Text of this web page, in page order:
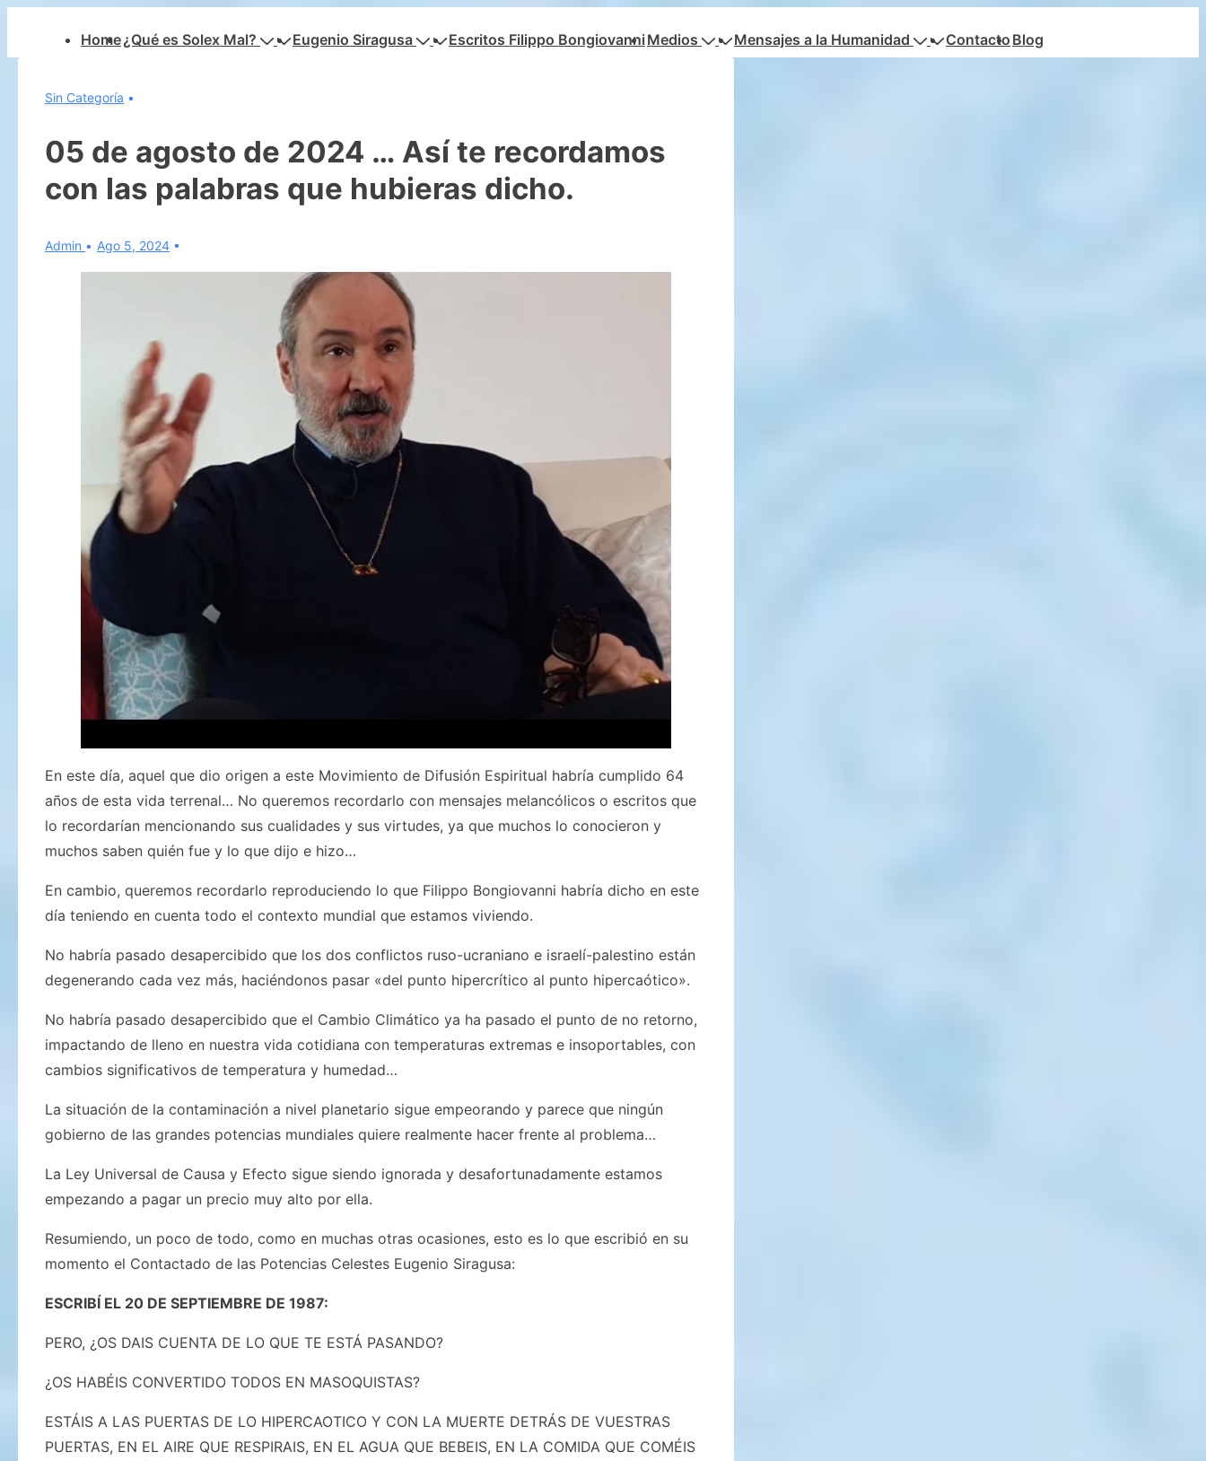
contenido
principal
Home¿Qué es Solex Mal? Eugenio Siragusa Escritos Filippo Bongiovanni Medios Mensajes a la Humanidad Contacto Blog
Sin Categoría
05 de agosto de 2024 … Así te recordamos
con las palabras que hubieras dicho.
Admin Ago 5, 2024
En este día, aquel que dio origen a este Movimiento de Difusión Espiritual habría cumplido 64
años de esta vida terrenal… No queremos recordarlo con mensajes melancólicos o escritos que
lo recordarían mencionando sus cualidades y sus virtudes, ya que muchos lo conocieron y
muchos saben quién fue y lo que dijo e hizo…
En cambio, queremos recordarlo reproduciendo lo que Filippo Bongiovanni habría dicho en este
día teniendo en cuenta todo el contexto mundial que estamos viviendo.
No habría pasado desapercibido que los dos conflictos ruso-ucraniano e israelí-palestino están
degenerando cada vez más, haciéndonos pasar «del punto hipercrítico al punto hipercaótico».
No habría pasado desapercibido que el Cambio Climático ya ha pasado el punto de no retorno,
impactando de lleno en nuestra vida cotidiana con temperaturas extremas e insoportables, con
cambios significativos de temperatura y humedad…
La situación de la contaminación a nivel planetario sigue empeorando y parece que ningún
gobierno de las grandes potencias mundiales quiere realmente hacer frente al problema…
La Ley Universal de Causa y Efecto sigue siendo ignorada y desafortunadamente estamos
empezando a pagar un precio muy alto por ella.
Resumiendo, un poco de todo, como en muchas otras ocasiones, esto es lo que escribió en su
momento el Contactado de las Potencias Celestes Eugenio Siragusa:
ESCRIBÍ EL 20 DE SEPTIEMBRE DE 1987:
PERO, ¿OS DAIS CUENTA DE LO QUE TE ESTÁ PASANDO?
¿OS HABÉIS CONVERTIDO TODOS EN MASOQUISTAS?
ESTÁIS A LAS PUERTAS DE LO HIPERCAOTICO Y CON LA MUERTE DETRÁS DE VUESTRAS
PUERTAS, EN EL AIRE QUE RESPIRAIS, EN EL AGUA QUE BEBEIS, EN LA COMIDA QUE COMÉIS